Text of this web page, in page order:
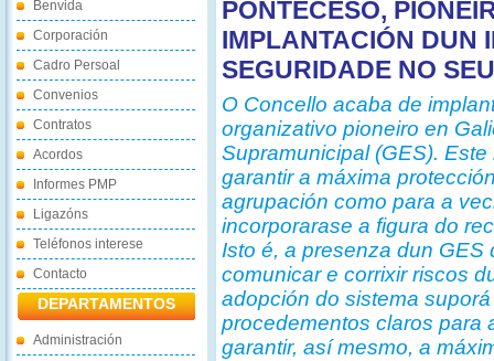
Benvida
Corporación
Cadro Persoal
Convenios
Contratos
Acordos
Informes PMP
Ligazóns
Teléfonos interese
Contacto
DEPARTAMENTOS
Administración
PONTECESO,
IMPLANTACIÓN DUN
SEGURIDADE NO
O Concello acaba de
organizativo pioneiro en
Supramunicipal (GES).
garantir a máxima
agrupación como para a
incorporarase a figura do
Isto é, a presenza dun
comunicar e corrixir riscos
adopción do sistema
procedementos claros para
garantir, así mesmo, a